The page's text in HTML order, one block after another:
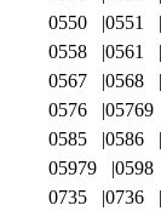
0550
0551
0558
0561
0567
0568
0576
05769
0585
0586
05979
0598
0735
0736